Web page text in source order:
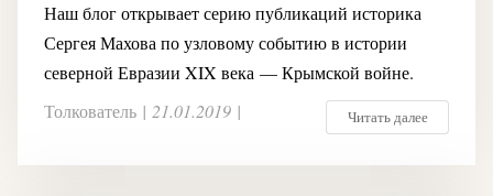
Наш блог открывает серию публикаций историка
Сергея Махова по узловому событию в истории
северной Евразии XIX века — Крымской войне.
Читать далее
Толкователь | 21.01.2019 |